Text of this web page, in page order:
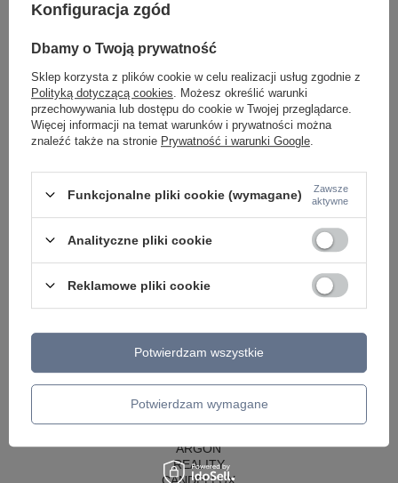
KINKIETY NAD LUSTRO
LAMPKI NOCNE
LAMPY WISZĄCE CZARNE
LAMPY WISZĄCE - OKRĘGI
KINKIETY DO SYPIALNI
LAMPY SUFITOWE OKRĄGŁE
LAMPY WISZĄCE
LAMPY WISZĄCE - ZEWNĘTRZNE
OPRAWY OGRODOWE
GIRLANDY OGRODOWE
PRODUCENCI
AZZARDO
ARGON
REALITY
Konfiguracja zgód
Dbamy o Twoją prywatność
Sklep korzysta z plików cookie w celu realizacji usług zgodnie z
Polityką dotyczącą cookies . Możesz określić warunki
przechowywania lub dostępu do cookie w Twojej przeglądarce.
Więcej informacji na temat warunków i prywatności można
znaleźć także na stronie Prywatność i warunki Google
Funkcjonalne pliki cookie (wymagane)
Zawsze
aktywne
Analityczne pliki cookie
Reklamowe pliki cookie
Potwierdzam wymagane
Potwierdzam wszystkie